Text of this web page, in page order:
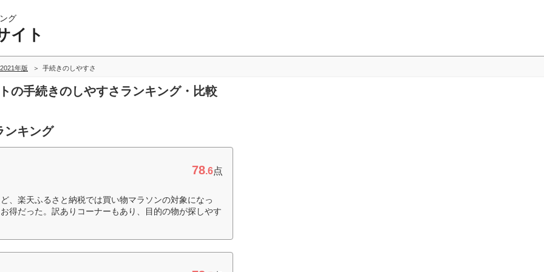
グ
イト
2021年版 手続きのしやすさ
の手続きのしやすさランキング・比較
ンキング
78.6点
、楽天ふるさと納税では買い物マラソンの対象になっ
得だった。訳ありコーナーもあり、目的の物が探しやす